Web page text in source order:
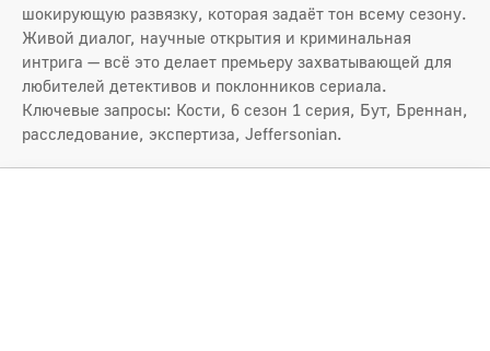
шокирующую развязку, которая задаёт тон всему сезону.
Живой диалог, научные открытия и криминальная
интрига — всё это делает премьеру захватывающей для
любителей детективов и поклонников сериала.
Ключевые запросы: Кости, 6 сезон 1 серия, Бут, Бреннан,
расследование, экспертиза, Jeffersonian.